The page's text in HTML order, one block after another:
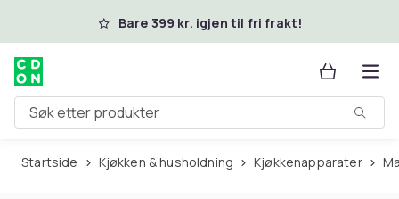
Hopp til hovedinnholdBare 399 kr. igjen til fri frakt!
Søk etter produkter
Startside Kjøkken & husholdning Kjøkkenapparater